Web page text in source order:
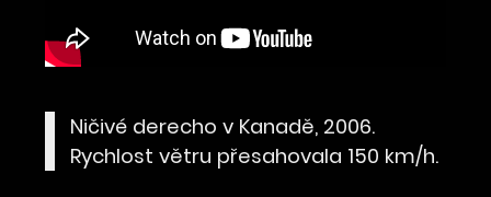
Ničivé derecho v Kanadě, 2006.
Rychlost větru přesahovala 150 km/h.